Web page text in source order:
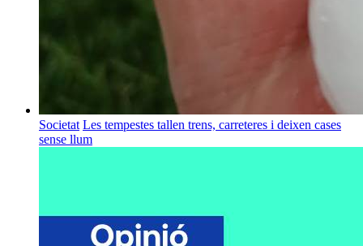
Societat Les tempestes tallen trens, carreteres i deixen cases
sense llum